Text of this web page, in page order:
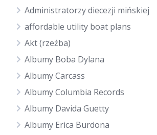
Administratorzy diecezji mińskiej
affordable utility boat plans
Akt (rzeźba)
Albumy Boba Dylana
Albumy Carcass
Albumy Columbia Records
Albumy Davida Guetty
Albumy Erica Burdona